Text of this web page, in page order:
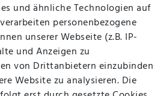
Kontakt
und ähnliche Technologien auf
personenbezogene
unserer Webseite (z.B. IP-
und Anzeigen zu
von Drittanbietern einzubinden
Website zu analysieren. Die